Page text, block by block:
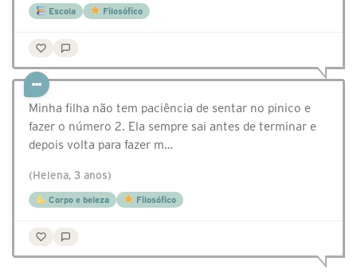
Escola Filosófico
Minha filha não tem paciência de sentar no pinico e
fazer o número 2. Ela sempre sai antes de terminar e
depois volta para fazer m…
(Helena, 3 anos)
Corpo e beleza Filosófico